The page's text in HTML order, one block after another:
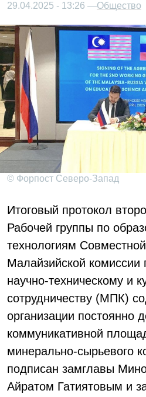
29.04.2025 - 13:26 —Общество
© Форпост Северо-Запад
Итоговый протокол
Рабочей группы по
технологиям
Малайзийской комиссии
научно-техническому и
сотрудничеству (МПК)
организации постоянно
коммуникативной
минерально-сырьевого
подписан замглавы
Айратом Гатиятовым и